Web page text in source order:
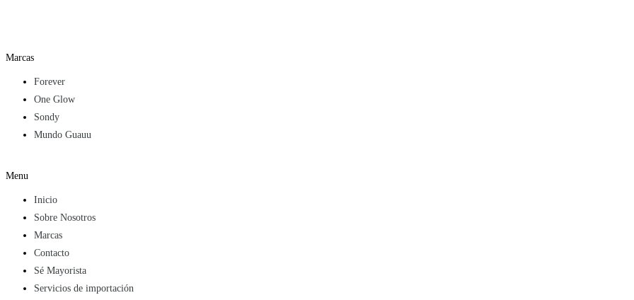
Marcas
Forever
One Glow
Sondy
Mundo Guauu
Menu
Inicio
Sobre Nosotros
Marcas
Contacto
Sé Mayorista
Servicios de importación